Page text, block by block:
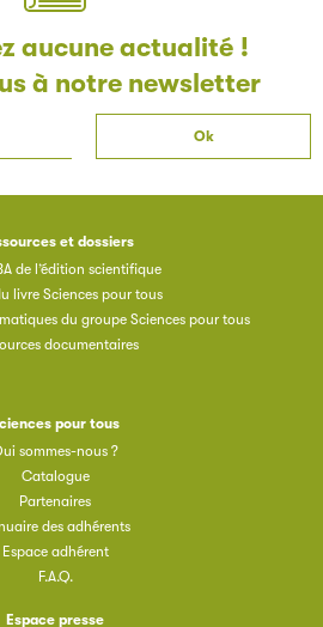
aucune actualité !
à notre newsletter
et dossiers
de l’édition scientifique
livre Sciences pour tous
du groupe Sciences pour tous
documentaires
pour tous
sommes-nous ?
Catalogue
Partenaires
des adhérents
Espace adhérent
F.A.Q.
Espace presse